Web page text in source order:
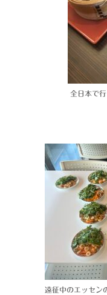
全日本で
遠征中のエッセン